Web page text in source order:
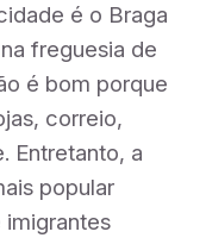
é o Braga
freguesia de
é bom porque
correio,
Entretanto, a
popular